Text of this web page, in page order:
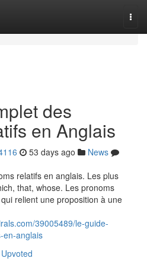
des
en Anglais
53 days ago
News
relatifs en anglais. Les plus
that, whose. Les pronoms
relient une proposition à une
39005489/le-guide-
en-anglais